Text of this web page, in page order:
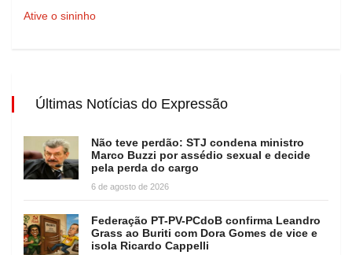
Ative o sininho
Últimas Notícias do Expressão
Não teve perdão: STJ condena ministro
Marco Buzzi por assédio sexual e decide
pela perda do cargo
6 de agosto de 2026
Federação PT-PV-PCdoB confirma Leandro
Grass ao Buriti com Dora Gomes de vice e
isola Ricardo Cappelli